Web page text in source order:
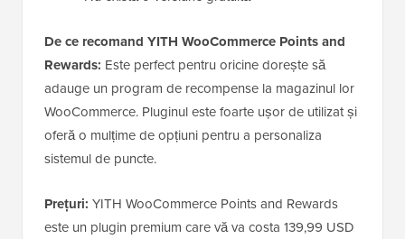
De ce recomand YITH WooCommerce Points and
Rewards: Este perfect pentru oricine dorește să
adauge un program de recompense la magazinul lor
WooCommerce. Pluginul este foarte ușor de utilizat și
oferă o mulțime de opțiuni pentru a personaliza
sistemul de puncte.
Prețuri: YITH WooCommerce Points and Rewards
este un plugin premium care vă va costa 139,99 USD